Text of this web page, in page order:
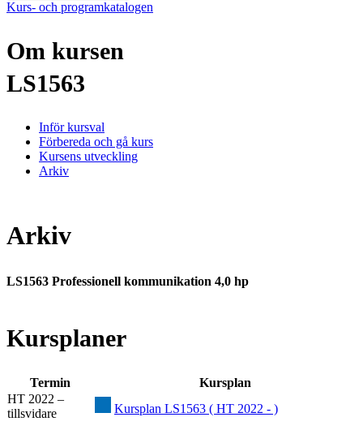
Kurs- och programkatalogen
Om kursen
LS1563
Inför kursval
Förbereda och gå kurs
Kursens utveckling
Arkiv
Arkiv
LS1563 Professionell kommunikation 4,0 hp
Kursplaner
Termin
Kursplan
HT 2022 –
tillsvidare
Kursplan LS1563 ( HT 2022 - )